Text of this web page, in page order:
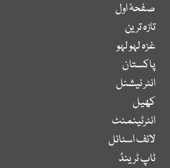
صفحۂ اول
تازہ ترین
غزہ لہو لہو
پاکستان
انٹر نیشنل
کھیل
انٹرٹینمنٹ
لائف اسٹائل
ٹاپ ٹرینڈ